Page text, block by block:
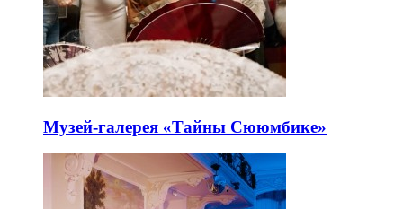
Музей-галерея «Тайны Сююмбике»